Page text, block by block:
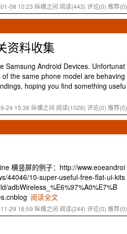
08 10:23 纵横之间 阅读(443) 评论(0) 推荐(0)
资料收集
Samsung Android Devices. Unfortunat
the same phone model are behaving
hoping you find something usefu
24 15:36 纵横之间 阅读(1026) 评论(0) 推荐(0)
横竖屏的例子：http://www.eoeandroi
44046/10-super-useful-free-flat-ui-kits
adbWireless_%E6%97%A0%E7%B
阅读全文
29 16:59 纵横之间 阅读(244) 评论(0) 推荐(0)